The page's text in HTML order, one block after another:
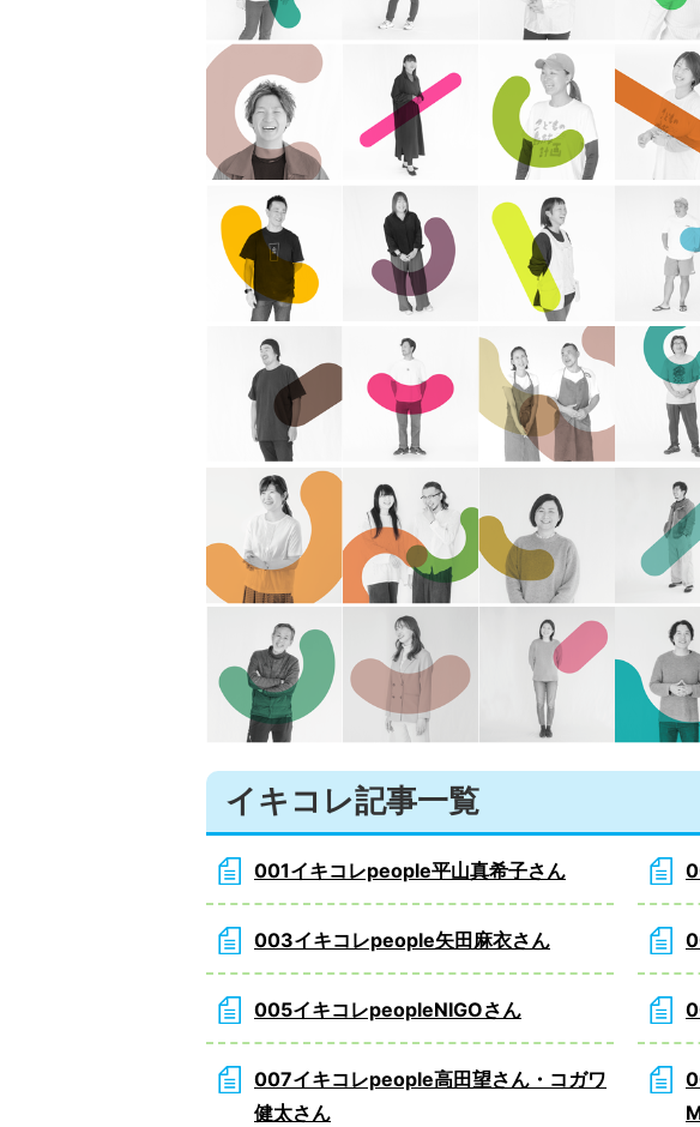
イキコレ記事一覧
001イキコレpeople平山真希子さん
003イキコレpeople矢田麻衣さん
005イキコレpeopleNIGOさん
007イキコレpeople高田望さん・コガワ
健太さん